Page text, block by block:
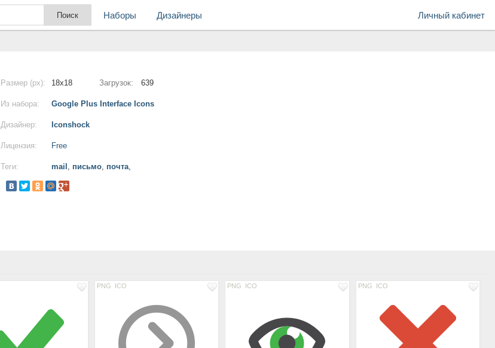
Личный кабинет
Наборы Дизайнеры
Размер (px): 18x18 Загрузок: 639
Из набора: Google Plus Interface Icons
Дизайнер: Iconshock
Лицензия: Free
Теги: mail , письмо, почта,
PNG ICO PNG ICO PNG ICO